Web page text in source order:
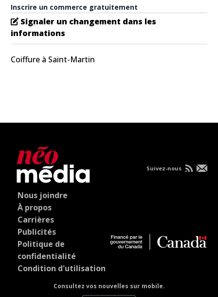
Inscrire un commerce gratuitement
Signaler un changement dans les
informations
Coiffure à Saint-Martin
Nous joindre
À propos
Carrières
Publicités
Politique de
confidentialité
Condition d'utilisation
Consultez vos nouvelles sur mobile.
Suivez-nous